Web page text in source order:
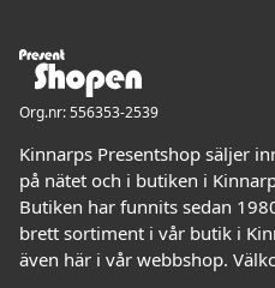
Org.nr: 556353-2539
Kinnarps Presentshop säljer
på nätet och i butiken i
Butiken har funnits sedan
brett sortiment i vår butik i
även här i vår webbshop.